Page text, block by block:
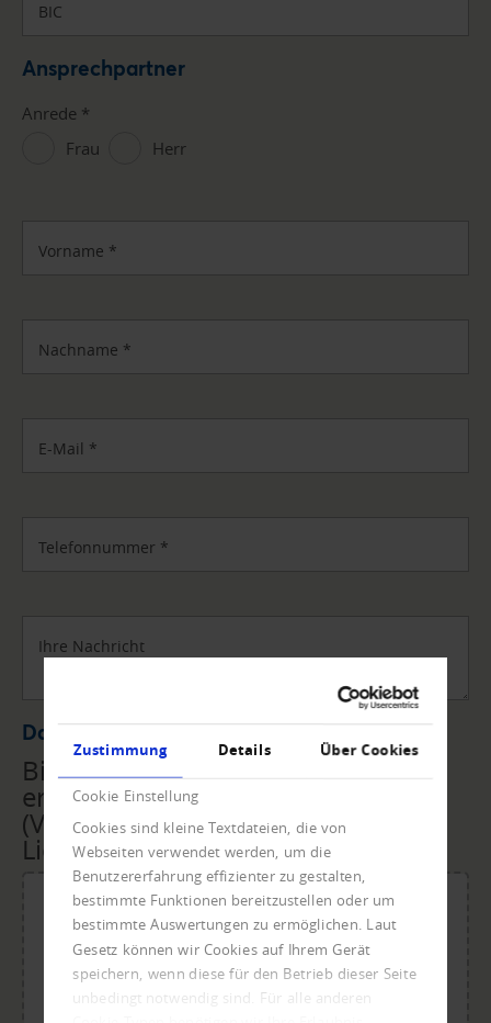
Zustimmung Details Über Cookies
Cookie Einstellung
Cookies sind kleine Textdateien, die von
Webseiten verwendet werden, um die
Benutzererfahrung effizienter zu gestalten,
bestimmte Funktionen bereitzustellen oder um
bestimmte Auswertungen zu ermöglichen. Laut
Gesetz können wir Cookies auf Ihrem Gerät
speichern, wenn diese für den Betrieb dieser Seite
unbedingt notwendig sind. Für alle anderen
BIC
Ansprechpartner
Anrede *
Frau
Herr
Vorname *
Nachname *
E-Mail *
Telefonnummer *
Ihre Nachricht
Datei Upload
Bitte übermitteln Sie uns die
erforderlichen Unterlagen
(Vollmacht, Rechnungen,
Lieferscheine, ...) per Upload.
Für den Upload Datei ablegen oder klicken.
Maximale Dateigröße: 20 MB.